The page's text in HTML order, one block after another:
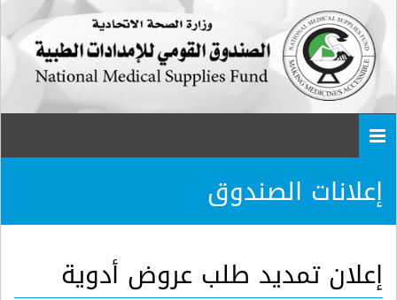
إعلانات الصندوق
إعلان تمديد طلب عروض أدوية